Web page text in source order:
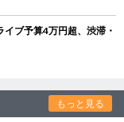
ブ予算4万円超、渋滞・
もっと見る